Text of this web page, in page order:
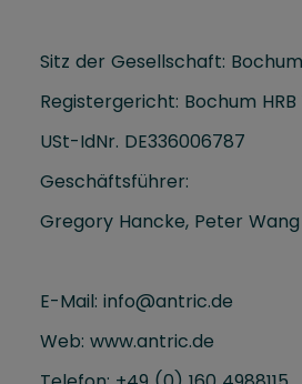
Sitz der Gesellschaft: Bochum
Registergericht: Bochum HRB
USt-IdNr. DE336006787
Geschäftsführer:
Gregory Hancke, Peter Wang
E-Mail: info@antric.de
Web: www.antric.de